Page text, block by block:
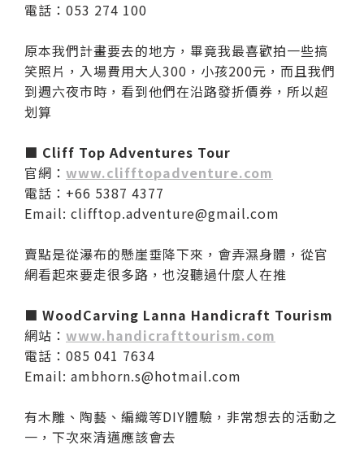
電話：053 274 100
原本我們計畫要去的地方，畢竟我最喜歡拍一些搞
笑照片，入場費用大人300，小孩200元，而且我們
到週六夜市時，看到他們在沿路發折價券，所以超
划算
■ Cliff Top Adventures Tour
官網： www.clifftopadventure.com
電話：+66 5387 4377
Email: clifftop.adventure@gmail.com
賣點是從瀑布的懸崖垂降下來，會弄濕身體，從官
網看起來要走很多路，也沒聽過什麼人在推
■ WoodCarving Lanna Handicraft Tourism
網站： www.handicrafttourism.com
電話：085 041 7634
Email: ambhorn.s@hotmail.com
有木雕、陶藝、編織等DIY體驗，非常想去的活動之
一，下次來清邁應該會去